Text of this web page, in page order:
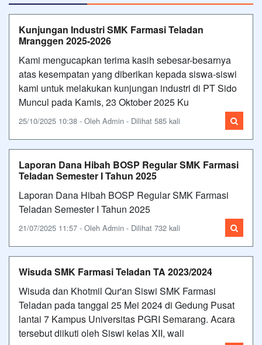
Kunjungan Industri SMK Farmasi Teladan
Mranggen 2025-2026
Kami mengucapkan terima kasih sebesar-besarnya
atas kesempatan yang diberikan kepada siswa-siswi
kami untuk melakukan kunjungan industri di PT Sido
Muncul pada Kamis, 23 Oktober 2025 Ku
25/10/2025 10:38 - Oleh Admin - Dilihat 585 kali
Laporan Dana Hibah BOSP Regular SMK Farmasi
Teladan Semester I Tahun 2025
Laporan Dana Hibah BOSP Regular SMK Farmasi
Teladan Semester I Tahun 2025
21/07/2025 11:57 - Oleh Admin - Dilihat 732 kali
Wisuda SMK Farmasi Teladan TA 2023/2024
Wisuda dan Khotmil Qur'an Siswi SMK Farmasi
Teladan pada tanggal 25 Mei 2024 di Gedung Pusat
lantai 7 Kampus Universitas PGRI Semarang. Acara
tersebut diikuti oleh Siswi kelas XII, wali